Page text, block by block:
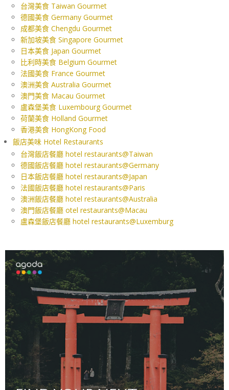
台灣美食 Taiwan Gourmet
德國美食 Germany Gourmet
成都美食 Chengdu Gourmet
新加坡美食 Singapore Gourmet
日本美食 Japan Gourmet
比利時美食 Belgium Gourmet
法國美食 France Gourmet
澳洲美食 Australia Gourmet
澳門美食 Macau Gourmet
盧森堡美食 Luxembourg Gourmet
荷蘭美食 Holland Gourmet
香港美食 HongKong Food
飯店美味 Hotel Restaurants
台灣飯店餐廳 hotel restaurants@Taiwan
德國飯店餐廳 hotel restaurants@Germany
日本飯店餐廳 hotel restaurants@Japan
法國飯店餐廳 hotel restaurants@Paris
澳洲飯店餐廳 hotel restaurants@Australia
澳門飯店餐廳 otel restaurants@Macau
盧森堡飯店餐廳 hotel restaurants@Luxemburg